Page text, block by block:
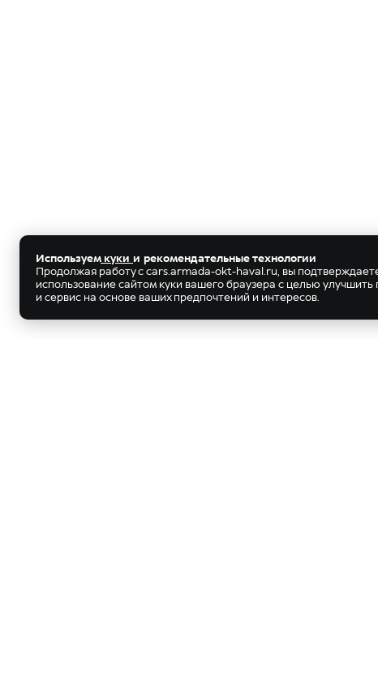
Используемкуки и рекомендательные технологии
Продолжая работу с cars.armada-okt-haval.ru, вы
использование сайтом куки вашего браузера с целью
и сервис на основе ваших предпочтений и интересов.